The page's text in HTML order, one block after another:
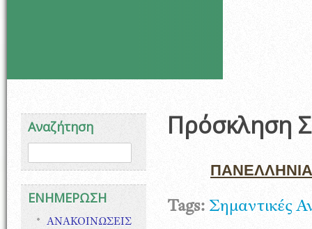
Αναζήτηση
Φόρμα αναζήτησης
ΕΝΗΜΕΡΩΣΗ
ΑΝΑΚΟΙΝΩΣΕΙΣ
Πρόσκληση
Tags: Σημαντικές